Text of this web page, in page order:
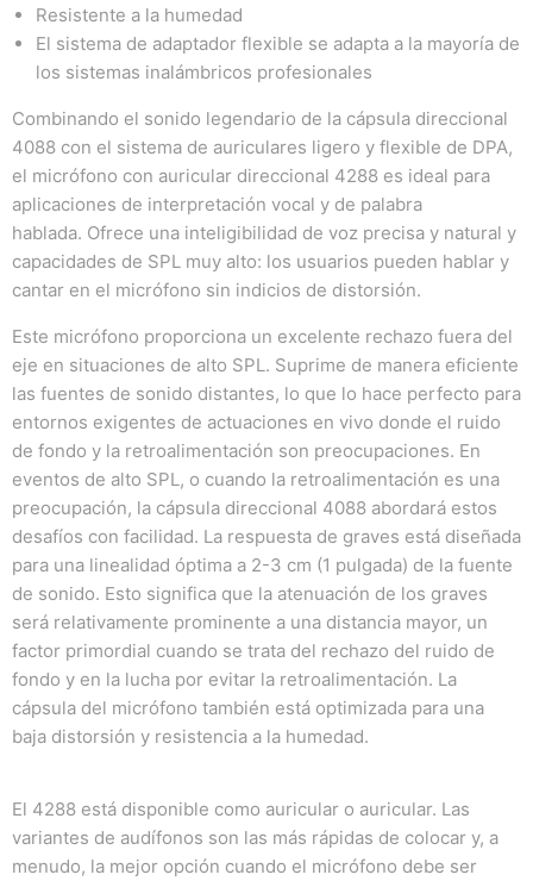
Resistente a la humedad
El sistema de adaptador flexible se adapta a la mayoría de
los sistemas inalámbricos profesionales
Combinando el sonido legendario de la cápsula direccional
4088 con el sistema de auriculares ligero y flexible de DPA,
el micrófono con auricular direccional 4288 es ideal para
aplicaciones de interpretación vocal y de palabra
hablada. Ofrece una inteligibilidad de voz precisa y natural y
capacidades de SPL muy alto: los usuarios pueden hablar y
cantar en el micrófono sin indicios de distorsión.
Este micrófono proporciona un excelente rechazo fuera del
eje en situaciones de alto SPL. Suprime de manera eficiente
las fuentes de sonido distantes, lo que lo hace perfecto para
entornos exigentes de actuaciones en vivo donde el ruido
de fondo y la retroalimentación son preocupaciones. En
eventos de alto SPL, o cuando la retroalimentación es una
preocupación, la cápsula direccional 4088 abordará estos
desafíos con facilidad. La respuesta de graves está diseñada
para una linealidad óptima a 2-3 cm (1 pulgada) de la fuente
de sonido. Esto significa que la atenuación de los graves
será relativamente prominente a una distancia mayor, un
factor primordial cuando se trata del rechazo del ruido de
fondo y en la lucha por evitar la retroalimentación. La
cápsula del micrófono también está optimizada para una
baja distorsión y resistencia a la humedad.
El 4288 está disponible como auricular o auricular. Las
variantes de audífonos son las más rápidas de colocar y, a
menudo, la mejor opción cuando el micrófono debe ser